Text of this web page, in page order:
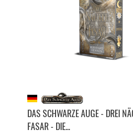
DAS SCHWARZE AUGE - DREI
FASAR - DIE...